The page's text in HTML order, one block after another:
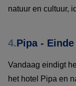
natuur en cultuur,
4.Pipa -
Vandaag eindigt
het hotel Pipa en